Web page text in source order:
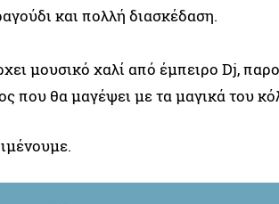
και πολλή διασκέδαση.
μουσικό χαλί από έμπειρο Dj,
που θα μαγέψει με τα μαγικά του